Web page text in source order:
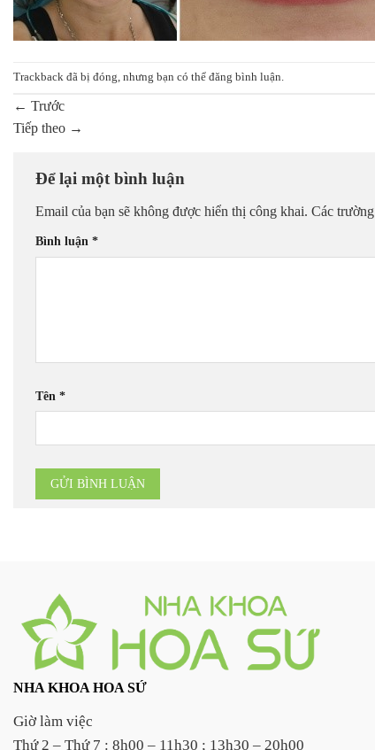
Trackback đã bị đóng, nhưng bạn có thể đăng bình luận.
← Trước
Tiếp theo →
Để lại một bình luận
Email của bạn sẽ không được hiển thị công khai. Các
Bình luận *
Tên *
NHA KHOA HOA SỨ
Giờ làm việc
Thứ 2 – Thứ 7 : 8h00 – 11h30 ; 13h30 – 20h00